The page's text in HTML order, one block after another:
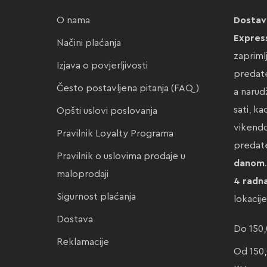
O nama
Načini plaćanja
Izjava o povjerljivosti
Često postavljena pitanja (FAQ)
Opšti uslovi poslovanja
Pravilnik Loyalty Programa
Pravilnik o uslovima prodaje u
maloprodaji
Sigurnost plaćanja
Dostava
Reklamacije
a
sati,
danom
4
Do
Od